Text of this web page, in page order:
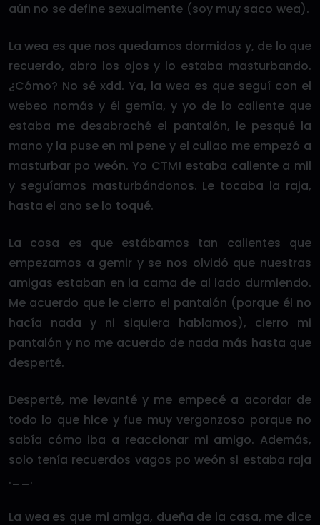
aún no se define sexualmente (soy muy saco wea).
La wea es que nos quedamos dormidos y, de lo que
recuerdo, abro los ojos y lo estaba masturbando.
¿Cómo? No sé xdd. Ya, la wea es que seguí con el
webeo nomás y él gemía, y yo de lo caliente que
estaba me desabroché el pantalón, le pesqué la
mano y la puse en mi pene y el culiao me empezó a
masturbar po weón. Yo CTM! estaba caliente a mil
y seguíamos masturbándonos. Le tocaba la raja,
hasta el ano se lo toqué.
La cosa es que estábamos tan calientes que
empezamos a gemir y se nos olvidó que nuestras
amigas estaban en la cama de al lado durmiendo.
Me acuerdo que le cierro el pantalón (porque él no
hacía nada y ni siquiera hablamos), cierro mi
pantalón y no me acuerdo de nada más hasta que
desperté.
Desperté, me levanté y me empecé a acordar de
todo lo que hice y fue muy vergonzoso porque no
sabía cómo iba a reaccionar mi amigo. Además,
solo tenía recuerdos vagos po weón si estaba raja
.__.
La wea es que mi amiga, dueña de la casa, me dice